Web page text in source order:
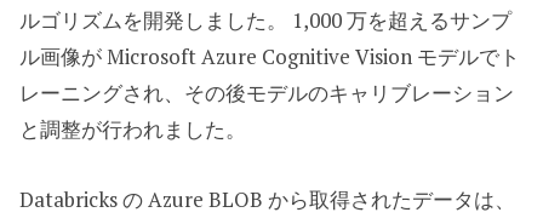
ルゴリズムを開発しました。 1,000 万を超えるサンプ
ル画像が Microsoft Azure Cognitive Vision モデルでト
レーニングされ、その後モデルのキャリブレーション
と調整が行われました。
Databricks の Azure BLOB から取得されたデータは、